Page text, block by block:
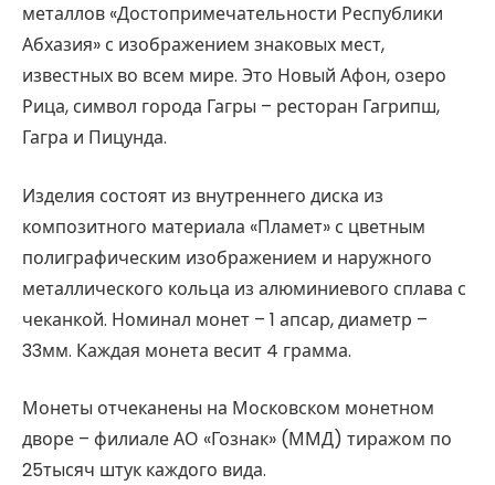
металлов «Достопримечательности Республики
Абхазия» с изображением знаковых мест,
известных во всем мире. Это Новый Афон, озеро
Рица, символ города Гагры – ресторан Гагрипш,
Гагра и Пицунда.
Изделия состоят из внутреннего диска из
композитного материала «Пламет» с цветным
полиграфическим изображением и наружного
металлического кольца из алюминиевого сплава с
чеканкой. Номинал монет – 1 апсар, диаметр –
33мм. Каждая монета весит 4 грамма.
Монеты отчеканены на Московском монетном
дворе – филиале АО «Гознак» (ММД) тиражом по
25тысяч штук каждого вида.